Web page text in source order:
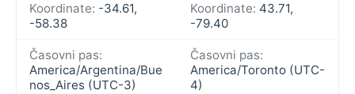
Koordinate: -34.61,
-58.38
Koordinate: 43.71,
-79.40
Časovni pas:
America/Argentina/Bue
nos_Aires (UTC-3)
Časovni pas:
America/Toronto (UTC-
4)